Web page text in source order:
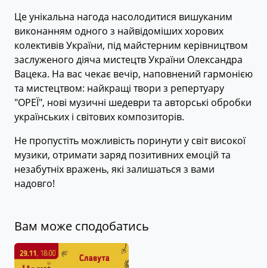
Це унікальна нагода насолодитися вишуканим
виконанням одного з найвідоміших хорових
колективів України, під майстерним керівництвом
заслуженого діяча мистецтв України Олександра
Вацека. На вас чекає вечір, наповнений гармонією
та мистецтвом: найкращі твори з репертуару
"ОРЕЇ", нові музичні шедеври та авторські обробки
українських і світових композиторів.
Не пропустіть можливість поринути у світ високої
музики, отримати заряд позитивних емоцій та
незабутніх вражень, які залишаться з вами
надовго!
Вам може сподобатись